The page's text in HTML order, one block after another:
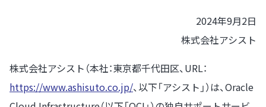
2024年9月2日
株式会社アシスト
株式会社アシスト（本社：東京都千代田区、URL：
https://www.ashisuto.co.jp/、以下「アシスト」）は、Oracle